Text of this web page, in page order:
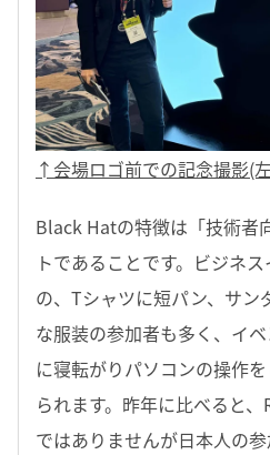
↑会場ロゴ前での記念撮影(
Black Hatの特徴は「技術者
トであることです。ビジネ
の、Tシャツに短パン、サン
な服装の参加者も多く、イ
に寝転がりパソコンの操作
られます。昨年に比べると
ではありませんが日本人の